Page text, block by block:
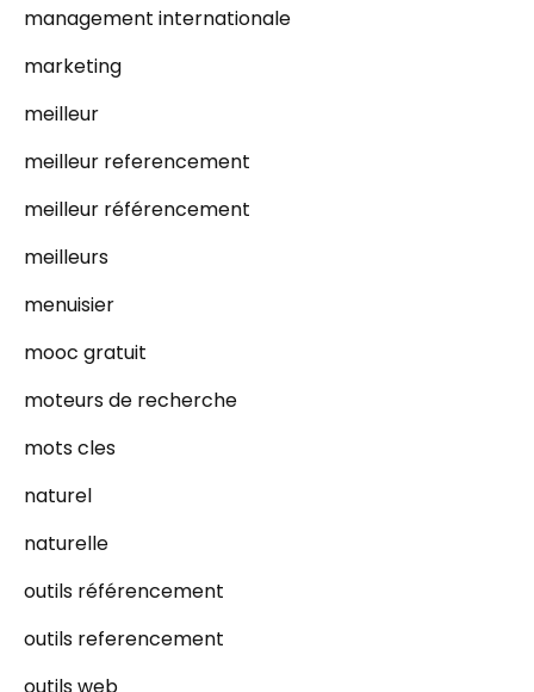
management internationale
marketing
meilleur
meilleur referencement
meilleur référencement
meilleurs
menuisier
mooc gratuit
moteurs de recherche
mots cles
naturel
naturelle
outils référencement
outils referencement